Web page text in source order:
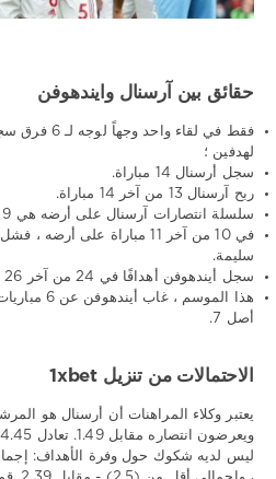
حقائق بين آرسنال وايندهوفن
فقط في لقاء
لهدفين ؛
سجل أرسنال 14 مباراة.
ربح آرسنال 13 من آخر 14 مباراة.
سلسلة انتصارات آرسنال على أرضه هي 9 مباريات ؛
في 10 من آخر 11 مباراة على
سليمة.
سجل أيندهوفن أهدافًا في 24 من آخر 26 مباراة ؛
هذا الموسم ،
أصل 7.
الاحتمالات من تنزيل 1xbet
يعتبر وكلاء المراهنات أن أرسنال هو